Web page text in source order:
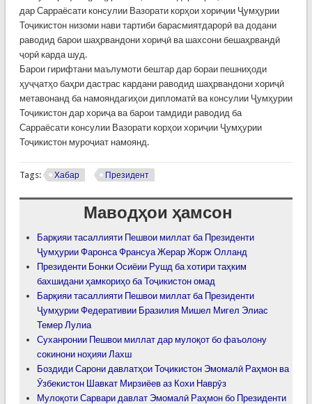
дар Сарраёсати консулии Вазорати корҳои хориҷии Ҷумҳурии
Тоҷикистон низоми нави тартиби барасмиятдарорӣ ва додани
раводид барои шаҳрвандони хориҷӣ ва шахсони бешаҳрвандӣ
ҷорӣ карда шуд.
Барои гирифтани маълумоти бештар дар бораи пешниҳоди
ҳуҷҷатҳо баҳри дастрас кардани раводид шаҳрвандони хориҷӣ
метавонанд ба намояндагиҳои дипломатӣ ва консулии Ҷумҳурии
Тоҷикистон дар хориҷа ва барои тамдиди раводид ба
Сарраёсати консулии Вазорати корҳои хориҷии Ҷумҳурии
Тоҷикистон муроҷиат намоянд.
Tags: Хабар Президент
Маводҳои ҳамсон
Барқияи тасаллияти Пешвои миллат ба Президенти
Ҷумҳурии Фаронса Франсуа Жерар Жорж Олланд
Президенти Бонки Осиёии Рушд ба хотири таҳким
бахшидани ҳамкориҳо ба Тоҷикистон омад
Барқияи тасаллияти Пешвои миллат ба Президенти
Ҷумҳурии Федеративии Бразилия Мишел Мигел Элиас
Темер Лулиа
Суханронии Пешвои миллат дар мулоқот бо фаъолону
сокинони ноҳияи Лахш
Боздиди Сарони давлатҳои Тоҷикистон Эмомалӣ Раҳмон ва
Ӯзбекистон Шавкат Мирзиёев аз Кохи Наврӯз
Мулоқоти Сарвари давлат Эмомалӣ Раҳмон бо Президенти